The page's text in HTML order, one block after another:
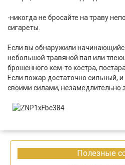
-никогда не бросайте на траву
сигареты.
Если вы обнаружили
небольшой травяной пал или
брошенного кем-то костра,
Если пожар достаточно сильный,
своими силами, незамедлительно
Полезные